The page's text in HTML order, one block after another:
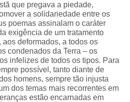
que pregava a piedade,
a solidariedade entre os
poemas assinalam o caráter
exigência de um tratamento
deformados, a todos os
condenados da Terra – os
infelizes de todos os tipos. Para
possível, tanto diante de
homens, sempre tão injusta
dos temas mais recorrentes em
estão encarnadas em